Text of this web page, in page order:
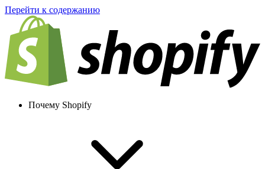
Перейти к содержанию
Почему Shopify